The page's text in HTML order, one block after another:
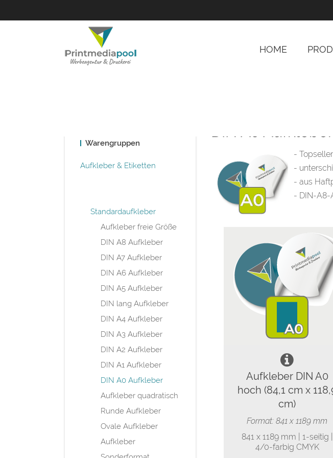
HOME
Warengruppen
Aufkleber & Etiketten
Standardaufkleber
Aufkleber freie Größe
DIN A8 Aufkleber
DIN A7 Aufkleber
DIN A6 Aufkleber
DIN A5 Aufkleber
DIN lang Aufkleber
DIN A4 Aufkleber
DIN A3 Aufkleber
DIN A2 Aufkleber
DIN A1 Aufkleber
DIN A0 Aufkleber
Aufkleber quadratisch
Runde Aufkleber
Ovale Aufkleber
Aufkleber
DIN A0 Aufkleber
-
-
- aus
- DIN-A8-
Aufkleber DIN A0
hoch (84,1 cm x
cm)
Format: 841 x 1189 mm
841 x 1189 mm | 1-seitig |
4/0-farbig CMYK